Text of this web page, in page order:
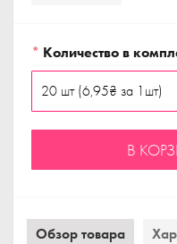
* Количество в
В
Обзор товара